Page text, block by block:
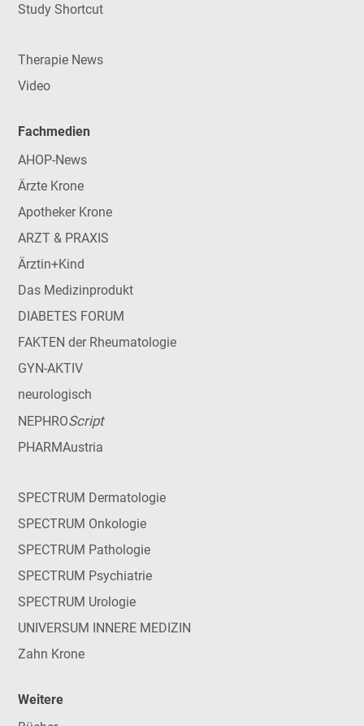
Study Shortcut
Therapie News
Video
Fachmedien
AHOP-News
Ärzte Krone
Apotheker Krone
ARZT & PRAXIS
Ärztin+Kind
Das Medizinprodukt
DIABETES FORUM
FAKTEN der Rheumatologie
GYN-AKTIV
neurologisch
NEPHROScript
PHARMAustria
SPECTRUM Dermatologie
SPECTRUM Onkologie
SPECTRUM Pathologie
SPECTRUM Psychiatrie
SPECTRUM Urologie
UNIVERSUM INNERE MEDIZIN
Zahn Krone
Weitere